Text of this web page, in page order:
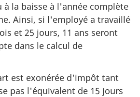
à la baisse à l'année complète
Ainsi, si l'employé a travaillé
et 25 jours, 11 ans seront
dans le calcul de
est exonérée d'impôt tant
pas l'équivalent de 15 jours